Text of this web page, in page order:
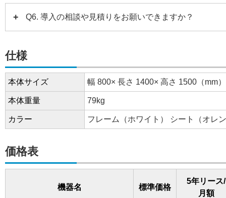
ています。
Q6. 導入の相談や見積りをお願いできますか？
仕様
本体サイズ 幅 800× 長さ 1400× 高さ 1500（mm）
本体重量 79kg
カラー フレーム（ホワイト） シート（オレ
価格表
機器名 標準価格
5年リース/
月額